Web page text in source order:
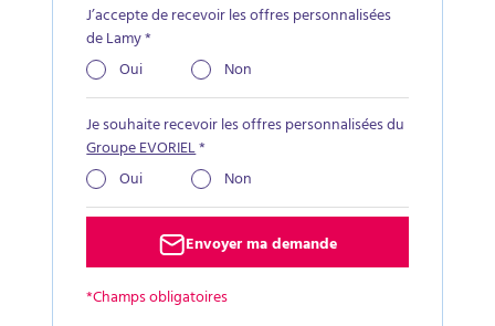
J’accepte de recevoir les offres personnalisées
de Lamy*
Oui
Non
Je souhaite recevoir les offres personnalisées du
Groupe EVORIEL*
Oui
Non
Envoyer ma demande
*Champs obligatoires